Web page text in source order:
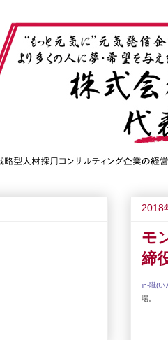
2018
モ
締
in-職(い
場